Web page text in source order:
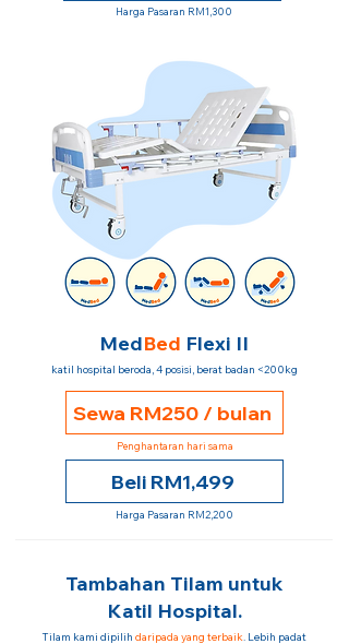
Harga Pasaran RM1,300
MedBed Flexi II
katil hospital beroda, 4 posisi, berat badan <200kg
Sewa RM250 / bulan
Penghantaran hari sama
Beli RM1,499
Harga Pasaran RM2,200
Tambahan Tilam untuk
Katil Hospital.
Tilam kami dipilih daripada yang terbaik. Lebih padat